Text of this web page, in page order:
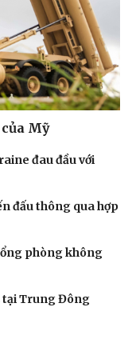
thời sự
Mỹ
đau đầu với
đấu thông qua hợp
phòng không
tại Trung Đông